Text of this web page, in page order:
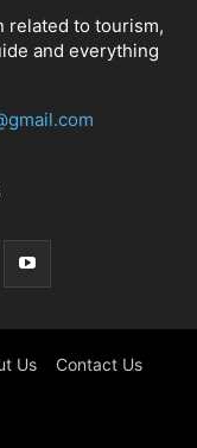
related to tourism,
and everything
Us Contact Us